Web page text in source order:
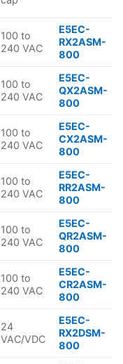
100 to
240 VAC
E5EC-
RX2ASM-
800
100 to
240 VAC
E5EC-
QX2ASM-
800
100 to
240 VAC
E5EC-
CX2ASM-
800
100 to
240 VAC
E5EC-
RR2ASM-
800
100 to
240 VAC
E5EC-
QR2ASM-
800
100 to
240 VAC
E5EC-
CR2ASM-
800
24
VAC/VDC
E5EC-
RX2DSM-
800